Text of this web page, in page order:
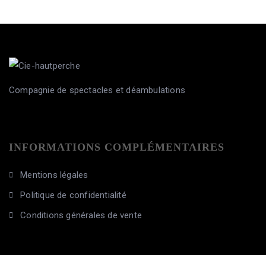
Compagnie de spectacles et déambulations
INFORMATIONS COMPLÉMENTAIRES
Mentions légales
Politique de confidentialité
Conditions générales de vente